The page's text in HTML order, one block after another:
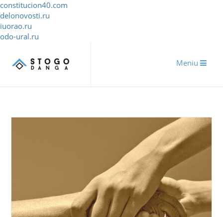
constitucion40.com
delonovosti.ru
iuorao.ru
odo-ural.ru
Meniu